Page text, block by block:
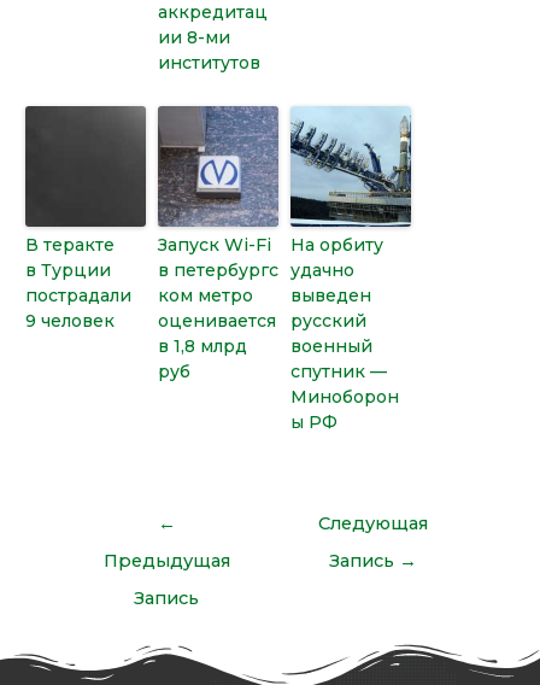
аккредитац
ии 8-ми
институтов
В теракте
в Турции
пострадали
9 человек
Запуск Wi-Fi
в петербургс
ком метро
оценивается
в 1,8 млрд
руб
На орбиту
удачно
выведен
русский
военный
спутник —
Миноборон
ы РФ
←
Предыдущая
Запись
Следующая
Запись →